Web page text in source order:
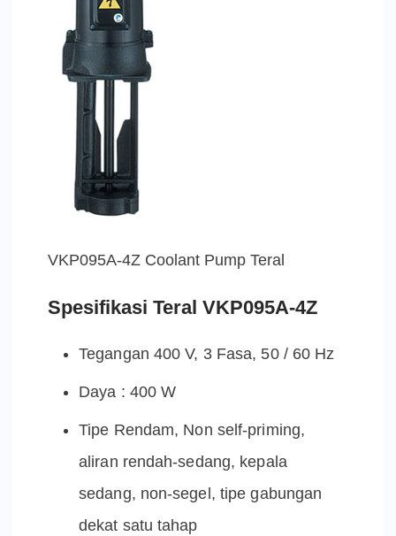
VKP095A-4Z Coolant Pump Teral
Spesifikasi Teral VKP095A-4Z
Tegangan 400 V, 3 Fasa, 50 / 60 Hz
Daya : 400 W
Tipe Rendam, Non self-priming,
aliran rendah-sedang, kepala
sedang, non-segel, tipe gabungan
dekat satu tahap